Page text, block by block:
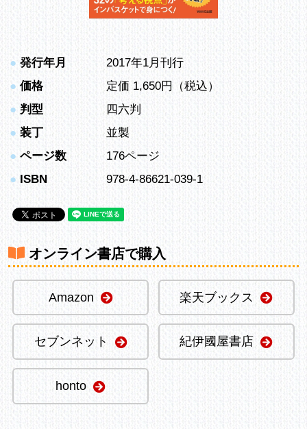
● 発行年月
2017年1月刊行
● 価格
定価 1,650円（税込）
● 判型
四六判
● 装丁
並製
● ページ数
176ページ
● ISBN 978-4-86621-039-1
オンライン書店で購入
Amazon 楽天ブックス
セブンネット 紀伊國屋書店
honto